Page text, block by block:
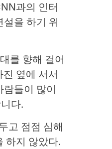
과의 인터
을 하기 위
를 향해 걸어
옆에 서서
람들이 많이
다.
고 점점 심해
하지 않았다.